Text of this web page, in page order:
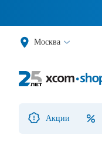
Москва
Акции